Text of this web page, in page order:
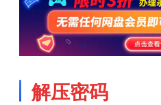
解压密码